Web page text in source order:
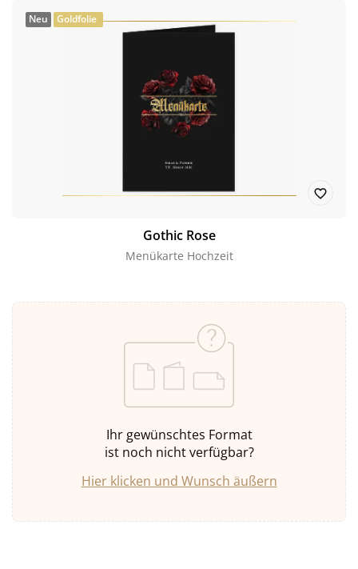
Neu Goldfolie
Gothic Rose
Menükarte Hochzeit
Ihr gewünschtes Format
ist noch nicht verfügbar?
Hier klicken und Wunsch äußern